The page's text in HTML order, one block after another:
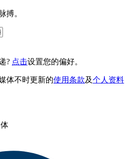
搏。
? 点击设置您的偏好。
体不时更新的使用条款及个人资料